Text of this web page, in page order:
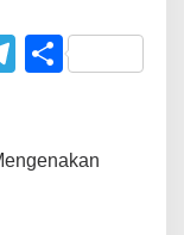
T
gr
S
e